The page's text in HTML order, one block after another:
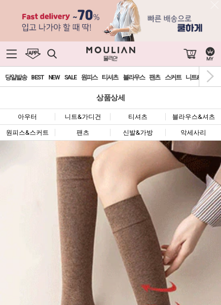
0
당일발송 BEST NEW SALE 원피스 티셔츠 블라우스 팬츠 스커트 니트&가디건
상품상세
아우터 니트&가디건 티셔츠 블라우스&셔츠
원피스&스커트 팬츠 신발&가방 악세사리